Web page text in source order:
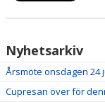
Nyhetsarkiv
Årsmöte onsdagen 24
Cupresan över för